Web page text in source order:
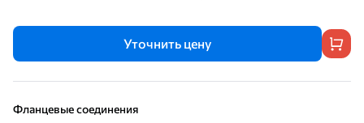
Уточнить цену
Фланцевые соединения